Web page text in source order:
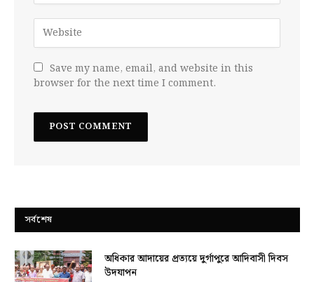
Save my name, email, and website in this
browser for the next time I comment.
সর্বশেষ
অধিকার আদায়ের প্রত্যয়ে দুর্গাপুরে আদিবাসী দিবস
উদযাপন